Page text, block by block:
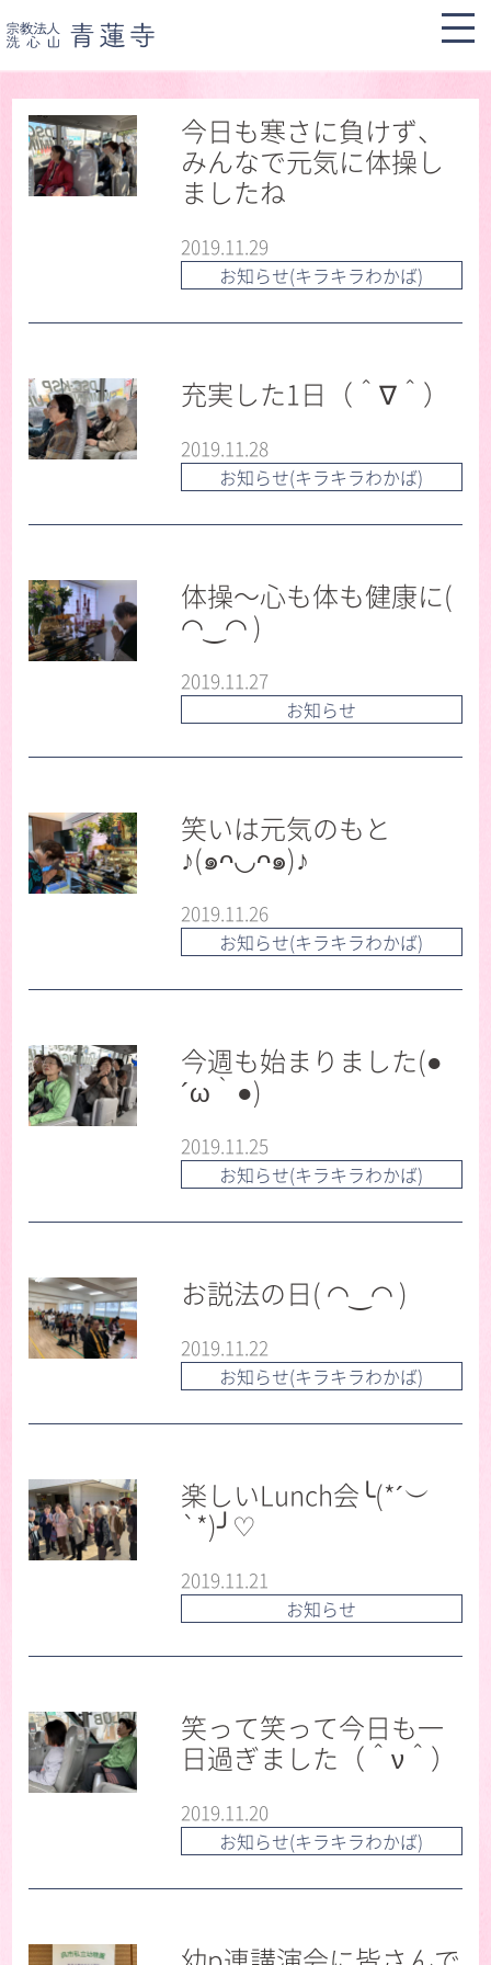
今日も寒さに負けず、
みんなで元気に体操し
ましたね
2019.11.29
お知らせ(キラキラわかば)
充実した1日（＾∇＾）
2019.11.28
お知らせ(キラキラわかば)
体操〜心も体も健康に(
◠‿◠ )
2019.11.27
お知らせ
笑いは元気のもと
♪(๑ᴖ◡ᴖ๑)♪
2019.11.26
お知らせ(キラキラわかば)
今週も始まりました(●
´ω｀●)
2019.11.25
お知らせ(キラキラわかば)
お説法の日( ◠‿◠ )
2019.11.22
お知らせ(キラキラわかば)
楽しいLunch会╰(*´︶
`*)╯♡
2019.11.21
お知らせ
笑って笑って今日も一
日過ぎました（＾ν＾）
2019.11.20
お知らせ(キラキラわかば)